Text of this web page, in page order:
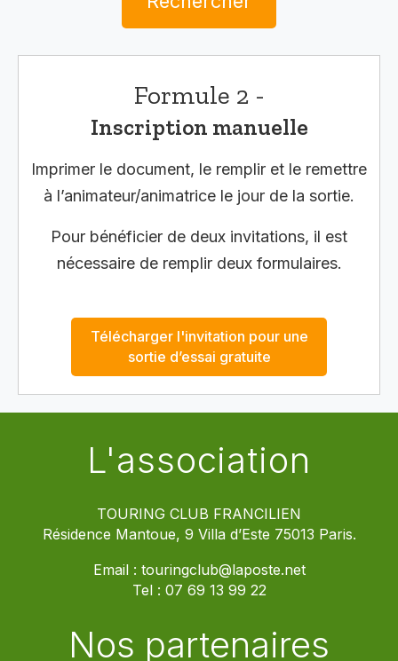
Formule 2 -
Inscription manuelle
Imprimer le document, le remplir et le remettre
à l’animateur/animatrice le jour de la sortie.
Pour bénéficier de deux invitations, il est
nécessaire de remplir deux formulaires.
Télécharger l'invitation pour une
sortie d’essai gratuite
L'association
TOURING CLUB FRANCILIEN
Résidence Mantoue, 9 Villa d’Este 75013 Paris.
Email : touringclub@laposte.net
Tel : 07 69 13 99 22
Nos partenaires